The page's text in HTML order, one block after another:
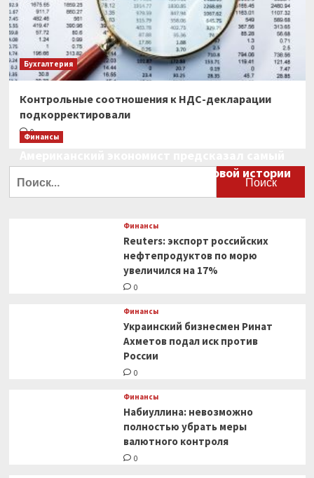
Бухгалтерия
Контрольные соотношения к НДС-декларации
подкорректировали
0
Финансы
большой финансовый крах в мировой истории
Финансы
Reuters: экспорт российских
нефтепродуктов по морю
увеличился на 17%
0
Финансы
Украинский бизнесмен Ринат
Ахметов подал иск против
России
0
Финансы
Набиуллина: невозможно
полностью убрать меры
валютного контроля
0